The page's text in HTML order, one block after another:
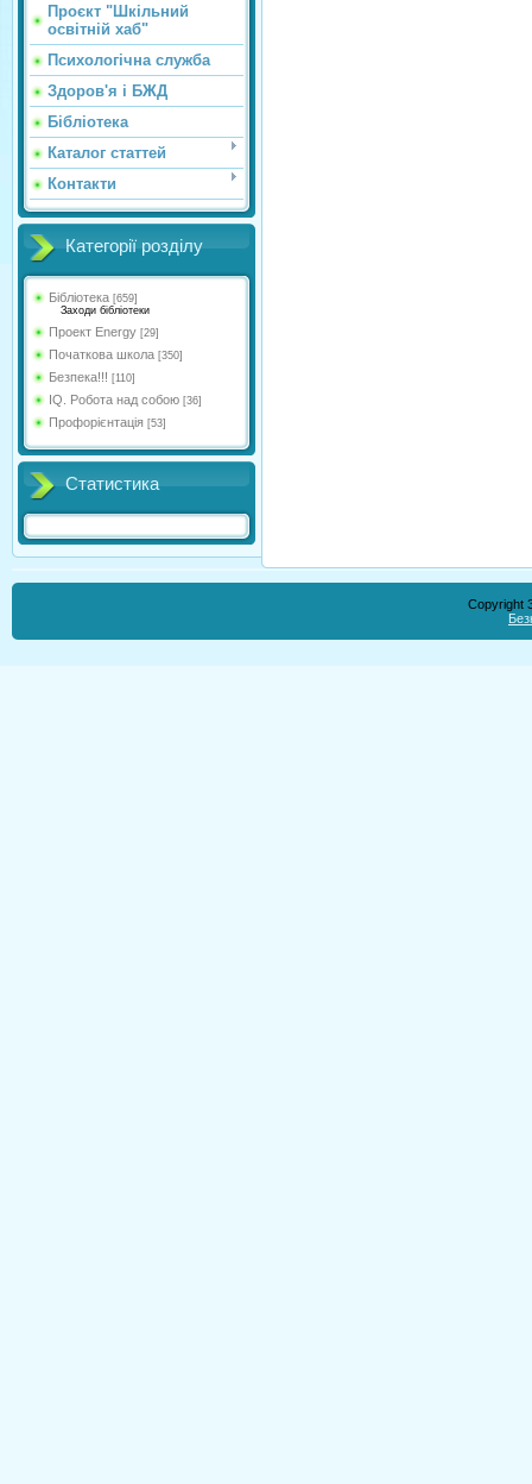
Проєкт "Шкільний
освітній хаб"
Психологічна служба
Здоров'я і БЖД
Бібліотека
Каталог статтей
Контакти
Категорії розділу
Бібліотека [659]
Заходи бібліотеки
Проект Energy [29]
Початкова школа [350]
Безпека!!! [110]
IQ. Робота над собою [36]
Профорієнтація [53]
Статистика
Copyright